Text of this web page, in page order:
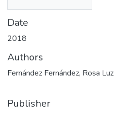
Date
2018
Authors
Fernández Fernández, Rosa Luz
Publisher